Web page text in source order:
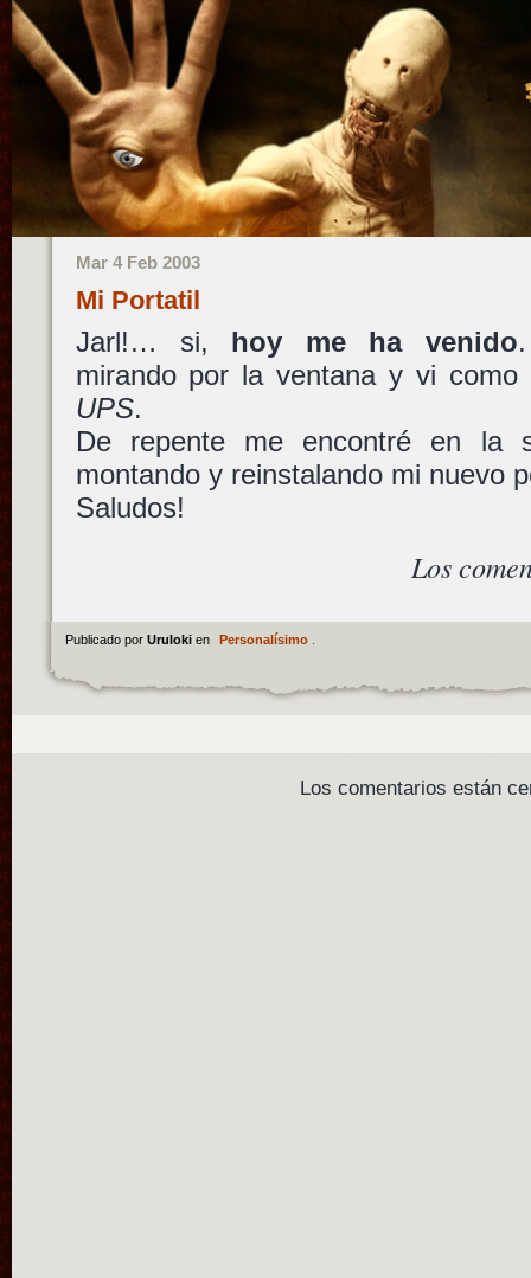
Mar 4 Feb 2003
Mi Portatil
Jarl!… si, hoy me ha venido
mirando por la ventana y vi
UPS.
De repente me encontré en la
montando y reinstalando mi nuevo
Saludos!
Los
Publicado por Uruloki en Personalísimo.
Los comentarios están